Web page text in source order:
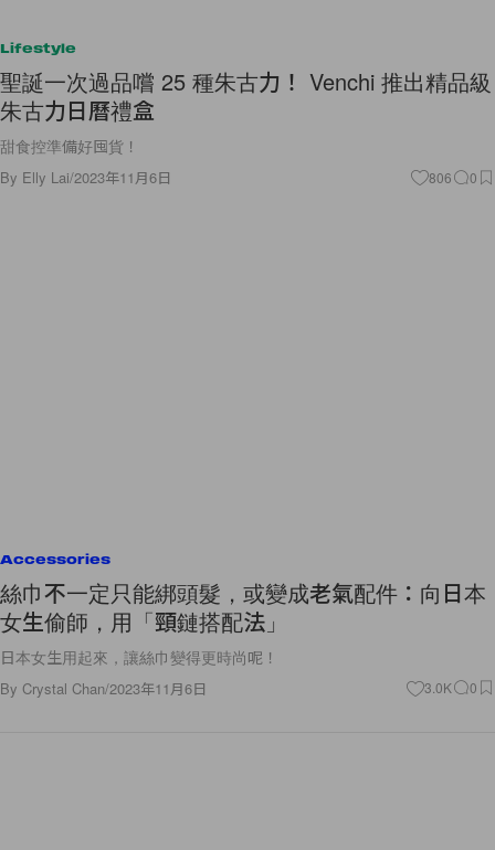
Lifestyle
聖誕一次過品嚐 25 種朱古力！ Venchi 推出精品級
朱古力日曆禮盒
甜食控準備好囤貨！
By Elly Lai/2023年11月6日 806 0
Accessories
絲巾不一定只能綁頭髮，或變成老氣配件：向日本
女生偷師，用「頸鏈搭配法」
日本女生用起來，讓絲巾變得更時尚呢！
By Crystal Chan/2023年11月6日 3.0K 0